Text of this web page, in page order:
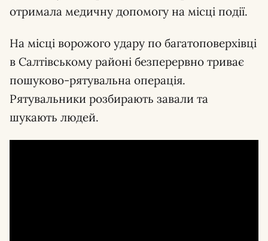
отримала медичну допомогу на місці події.
На місці ворожого удару по багатоповерхівці
в Салтівському районі безперервно триває
пошуково-рятувальна операція.
Рятувальники розбирають завали та
шукають людей.